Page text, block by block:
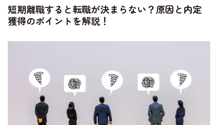
短期離職すると転職が決まらない？原因と内定
獲得のポイントを解説！